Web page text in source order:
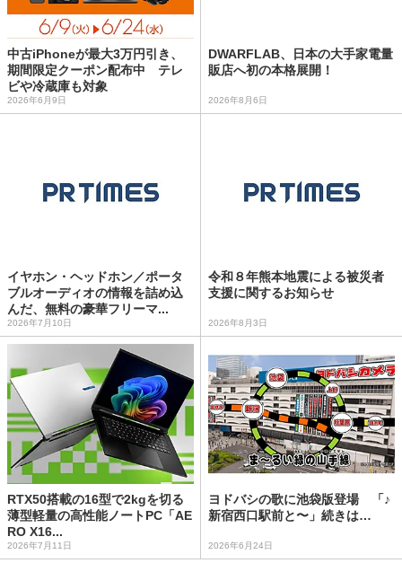
中古iPhoneが最大3万円引き、
期間限定クーポン配布中 テレ
ビや冷蔵庫も対象
2026年6月9日
DWARFLAB、日本の大手家電量
販店へ初の本格展開！
2026年8月6日
イヤホン・ヘッドホン／ポータ
ブルオーディオの情報を詰め込
んだ、無料の豪華フリーマ...
2026年7月10日
令和８年熊本地震による被災者
支援に関するお知らせ
2026年8月3日
RTX50搭載の16型で2kgを切る
薄型軽量の高性能ノートPC「AE
RO X16...
2026年7月11日
ヨドバシの歌に池袋版登場 「♪
新宿西口駅前と〜」続きは…
2026年6月24日